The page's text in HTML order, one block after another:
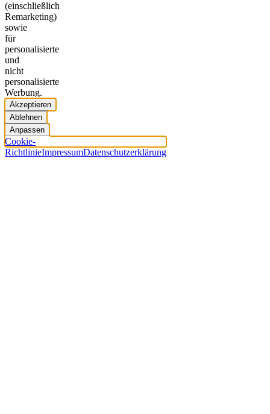
(einschließlich
Remarketing)
sowie
für
personalisierte
und
nicht
personalisierte
Werbung.
Akzeptieren
Ablehnen
Anpassen
Cookie-
RichtlinieImpressumDatenschutzerklärung